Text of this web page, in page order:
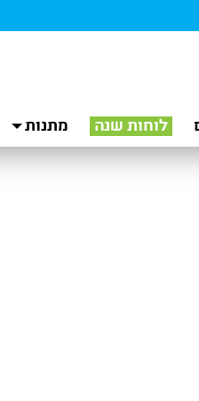
לוחות שנה מתנות